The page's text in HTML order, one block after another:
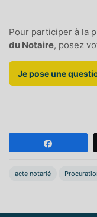
Pour participer à la
du Notaire, posez
Je pose une
acte notarié